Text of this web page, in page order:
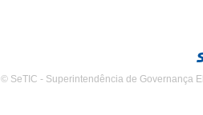
© SeTIC - Superintendência de Governança